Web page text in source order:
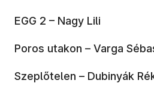
EGG 2 – Nagy Lili
Poros utakon – Varga
Szeplőtelen – Dubinyák